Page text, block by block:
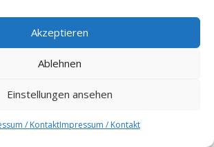
Akzeptieren
Ablehnen
Einstellungen ansehen
/ KontaktImpressum / Kontakt
von Gold als Element der
42